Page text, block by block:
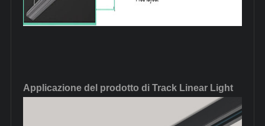
Applicazione del prodotto di Track Linear Light